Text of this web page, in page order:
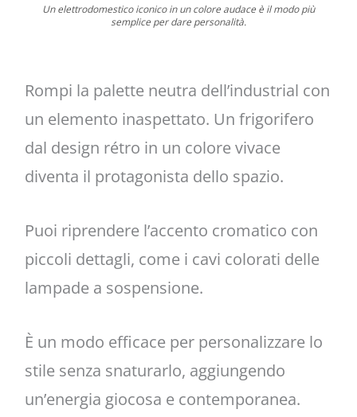
Un elettrodomestico iconico in un colore audace è il modo più
semplice per dare personalità.
Rompi la palette neutra dell’industrial con
un elemento inaspettato. Un frigorifero
dal design rétro in un colore vivace
diventa il protagonista dello spazio.
Puoi riprendere l’accento cromatico con
piccoli dettagli, come i cavi colorati delle
lampade a sospensione.
È un modo efficace per personalizzare lo
stile senza snaturarlo, aggiungendo
un’energia giocosa e contemporanea.